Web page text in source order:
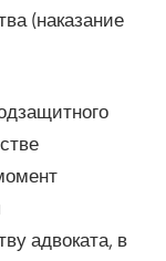
(наказание
адвоката, в